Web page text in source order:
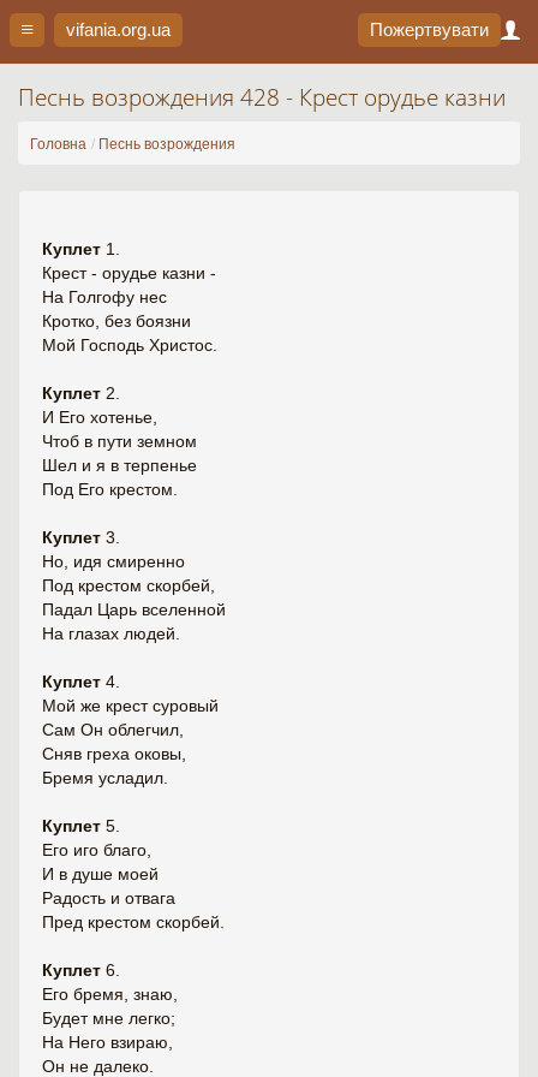
vifania.org.ua Пожертвувати
Песнь возрождения 428 - Крест орудье казни
Головна Песнь возрождения
Куплет 1.
Крест - орудье казни -
На Голгофу нес
Кротко, без боязни
Мой Господь Христос.
Куплет 2.
И Его хотенье,
Чтоб в пути земном
Шел и я в терпенье
Под Его крестом.
Куплет 3.
Но, идя смиренно
Под крестом скорбей,
Падал Царь вселенной
На глазах людей.
Куплет 4.
Мой же крест суровый
Сам Он облегчил,
Сняв греха оковы,
Бремя усладил.
Куплет 5.
Его иго благо,
И в душе моей
Радость и отвага
Пред крестом скорбей.
Куплет 6.
Его бремя, знаю,
Будет мне легко;
На Него взираю,
Он не далеко.